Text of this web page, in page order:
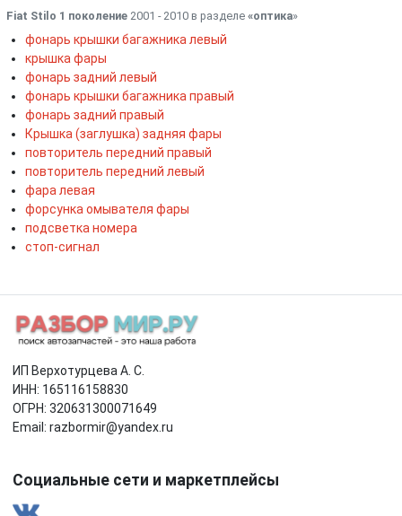
Fiat Stilo 1 поколение 2001 - 2010 в разделе «оптика»
фонарь крышки багажника левый
крышка фары
фонарь задний левый
фонарь крышки багажника правый
фонарь задний правый
Крышка (заглушка) задняя фары
повторитель передний правый
повторитель передний левый
фара левая
форсунка омывателя фары
подсветка номера
стоп-сигнал
ИП Верхотурцева А. С.
ИНН: 165116158830
ОГРН: 320631300071649
Email: razbormir@yandex.ru
Социальные сети и маркетплейсы